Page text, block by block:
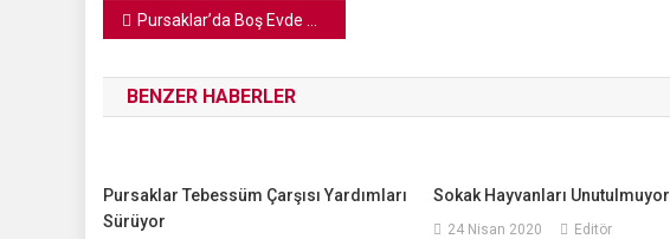
Yazı
gezinmesi
Pursaklar’da Boş Evde 17.5 Kilogram Uyuşturucu Bulundu
BENZER HABERLER
Pursaklar Tebessüm Çarşısı Yardımları
Sürüyor
Sokak Hayvanları Unutulmuyor
24 Nisan 2020 Editör